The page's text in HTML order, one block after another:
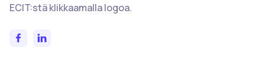
ECIT:stä klikkaamalla logoa.